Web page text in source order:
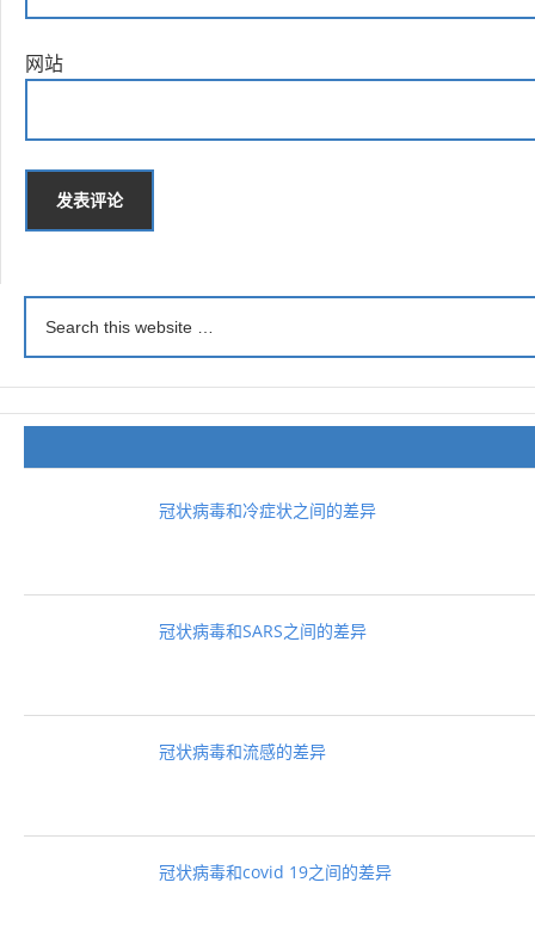
网站
冠状病毒和冷症状之间的差异
冠状病毒和SARS之间的差异
冠状病毒和流感的差异
冠状病毒和covid 19之间的差异